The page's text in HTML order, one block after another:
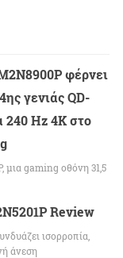
φέρνει
γενιάς QD-
240 Hz 4K στο
μια gaming οθόνη 31,5
Review
ισορροπία,
άνεση